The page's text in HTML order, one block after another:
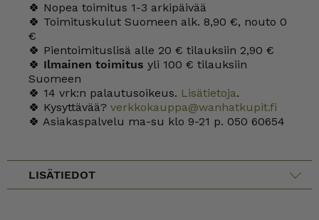
🍀 Nopea toimitus 1-3 arkipäivää
🍀 Toimituskulut Suomeen alk. 8,90 €, nouto 0
€
🍀 Pientoimituslisä alle 20 € tilauksiin 2,90 €
🍀 Ilmainen toimitus yli 100 € tilauksiin
Suomeen
🍀 14 vrk:n palautusoikeus. Lisätietoja.
🍀 Kysyttävää? verkkokauppa@wanhatkupit.fi
🍀 Asiakaspalvelu ma-su klo 9-21 p. 050 60654
LISÄTIEDOT